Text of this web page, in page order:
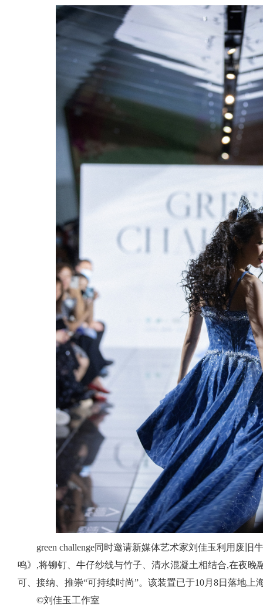
green challenge同时邀请新媒体艺术家刘佳玉利用废
鸣》,将铆钉、牛仔纱线与竹子、清水混凝土相结合,在夜
可、接纳、推崇“可持续时尚”。该装置已于10月8日落地上
©️刘佳玉工作室